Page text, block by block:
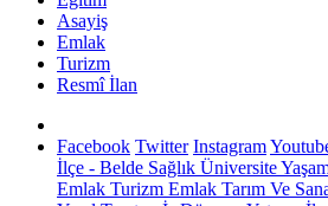
Asayiş
Emlak
Turizm
Resmî İlan
Facebook Twitter Instagram
İlçe - Belde Sağlık Üniversite
Emlak Turizm Emlak Tarım Ve